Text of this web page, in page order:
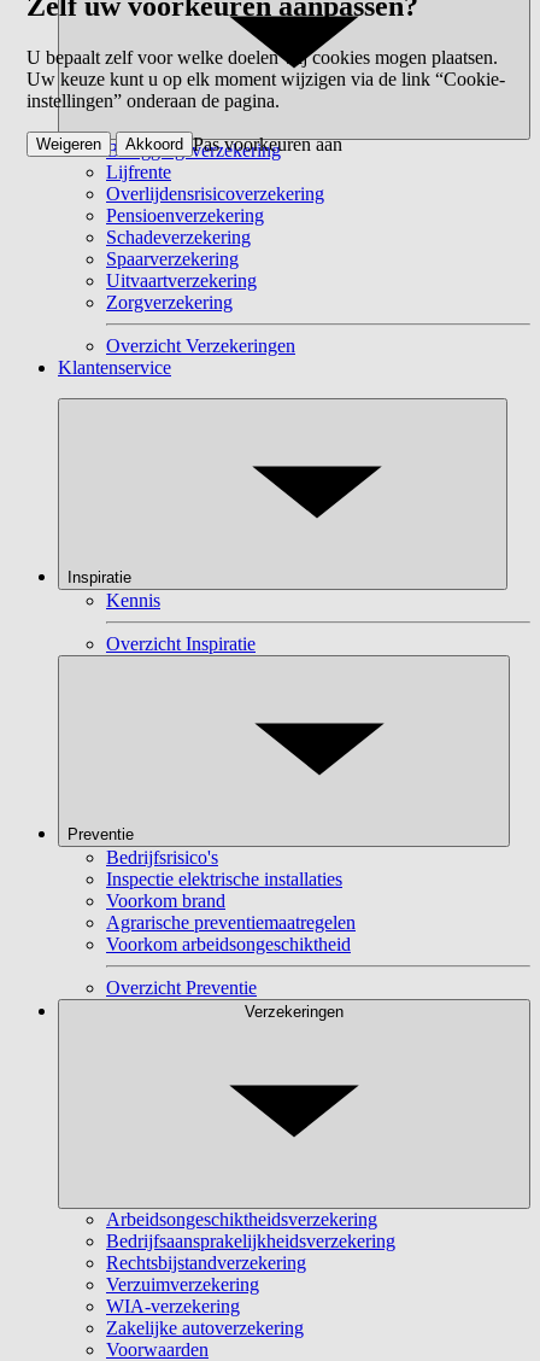
Beleggingsverzekering
Lijfrente
Overlijdensrisicoverzekering
Pensioenverzekering
Schadeverzekering
Spaarverzekering
Uitvaartverzekering
Zorgverzekering
Overzicht Verzekeringen
Klantenservice
Inspiratie
Kennis
Overzicht Inspiratie
Preventie
Bedrijfsrisico's
Inspectie elektrische installaties
Voorkom brand
Agrarische preventiemaatregelen
Voorkom arbeidsongeschiktheid
Overzicht Preventie
Verzekeringen
Arbeidsongeschiktheidsverzekering
Bedrijfsaansprakelijkheidsverzekering
Rechtsbijstandverzekering
Verzuimverzekering
WIA-verzekering
Zakelijke autoverzekering
Voorwaarden
U bepaalt zelf voor welke doelen wij cookies mogen plaatsen.
Uw keuze kunt u op elk moment wijzigen via de link “Cookie-
instellingen” onderaan de pagina.
Pas voorkeuren aan
Weigeren Akkoord